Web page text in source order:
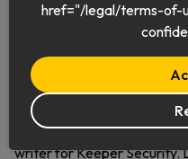
Rachel Gessner is a
writer for Keeper Security.
href="/legal/terms-of-